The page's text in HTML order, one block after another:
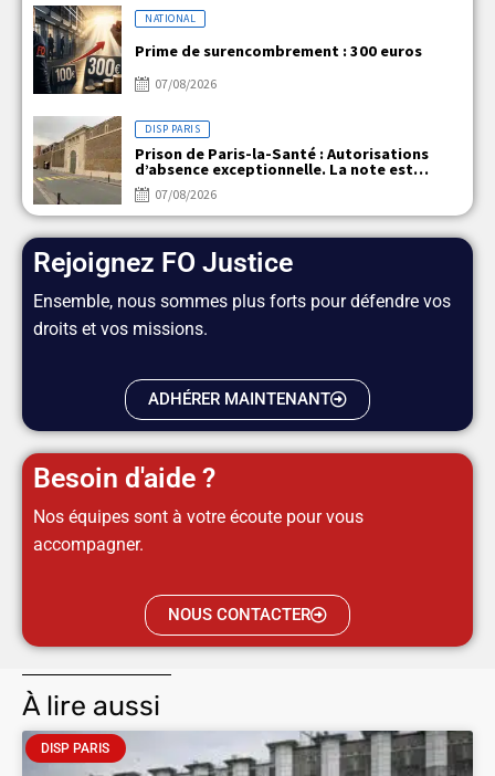
NATIONAL
Prime de surencombrement : 300 euros
07/08/2026
DISP PARIS
Prison de Paris-la-Santé : Autorisations
d’absence exceptionnelle. La note est
claire, mais la réalité ne l’est pas !
07/08/2026
Rejoignez FO Justice
Ensemble, nous sommes plus forts pour défendre vos
droits et vos missions.
ADHÉRER MAINTENANT
Besoin d'aide ?
Nos équipes sont à votre écoute pour vous
accompagner.
NOUS CONTACTER
À lire aussi
DISP PARIS